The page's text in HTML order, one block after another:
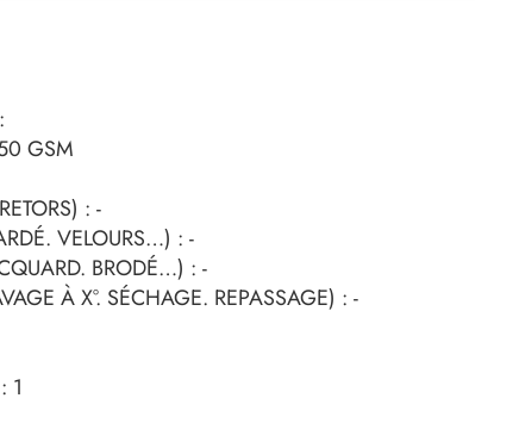
GSM
: -
VELOURS…) : -
BRODÉ…) : -
À X°. SÉCHAGE. REPASSAGE) : -
1